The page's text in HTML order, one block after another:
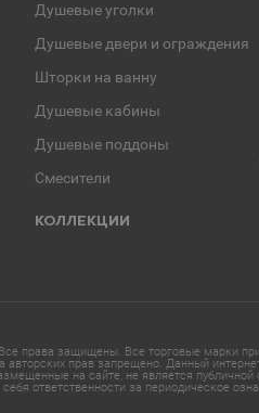
Душевые уголки
Душевые двери и ограждения
Шторки на ванну
Душевые кабины
Душевые поддоны
Смесители
КОЛЛЕКЦИИ
права защищены. Все торговые марки
прав запрещено. Данный
на сайте, не является
ответственности за периодическое